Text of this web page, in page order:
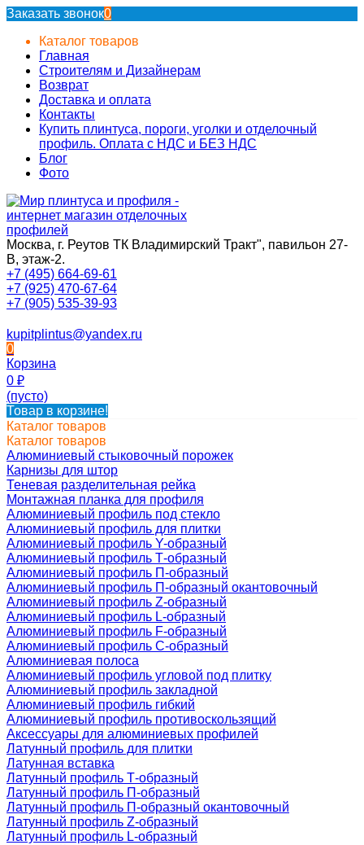
Заказать звонок0
Каталог товаров
Главная
Строителям и Дизайнерам
Возврат
Доставка и оплата
Контакты
Купить плинтуса, пороги, уголки и отделочный
профиль. Оплата с НДС и БЕЗ НДС
Блог
Фото
Москва, г. Реутов ТК Владимирский Тракт", павильон 27-
В, этаж-2.
+7 (495) 664-69-61
+7 (925) 470-67-64
+7 (905) 535-39-93
kupitplintus@yandex.ru
0
Корзина
0 ₽
(пусто)
Товар в корзине!
Каталог товаров
Каталог товаров
Алюминиевый стыковочный порожек
Карнизы для штор
Теневая разделительная рейка
Монтажная планка для профиля
Алюминиевый профиль под стекло
Алюминиевый профиль для плитки
Алюминиевый профиль Y-образный
Алюминиевый профиль Т-образный
Алюминиевый профиль П-образный
Алюминиевый профиль П-образный окантовочный
Алюминиевый профиль Z-образный
Алюминиевый профиль L-образный
Алюминиевый профиль F-образный
Алюминиевый профиль C-образный
Алюминиевая полоса
Алюминиевый профиль угловой под плитку
Алюминиевый профиль закладной
Алюминиевый профиль гибкий
Алюминиевый профиль противоскользящий
Аксессуары для алюминиевых профилей
Латунный профиль для плитки
Латунная вставка
Латунный профиль Т-образный
Латунный профиль П-образный
Латунный профиль П-образный окантовочный
Латунный профиль Z-образный
Латунный профиль L-образный